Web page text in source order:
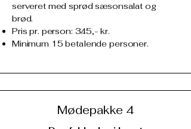
serveret med sprød sæsonsalat og
brød.
Pris pr. person: 345,- kr.
Minimum 15 betalende personer.
Mødepakke 4